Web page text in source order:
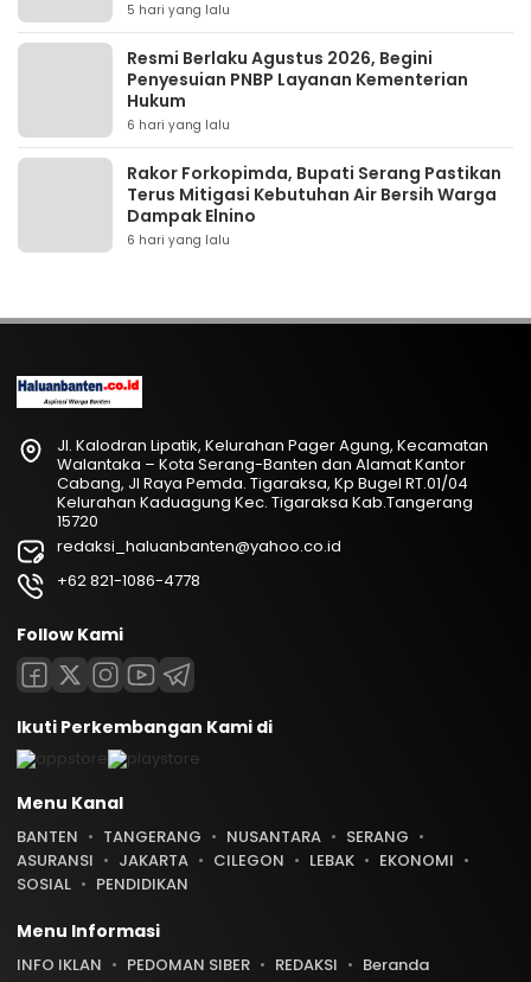
5 hari yang lalu
Resmi Berlaku Agustus 2026, Begini
Penyesuian PNBP Layanan Kementerian
Hukum
6 hari yang lalu
Rakor Forkopimda, Bupati Serang Pastikan
Terus Mitigasi Kebutuhan Air Bersih Warga
Dampak Elnino
6 hari yang lalu
Jl. Kalodran Lipatik, Kelurahan Pager Agung, Kecamatan
Walantaka – Kota Serang-Banten dan Alamat Kantor
Cabang, Jl Raya Pemda. Tigaraksa, Kp Bugel RT.01/04
Kelurahan Kaduagung Kec. Tigaraksa Kab.Tangerang
15720
redaksi_haluanbanten@yahoo.co.id
+62 821-1086-4778
Follow Kami
Ikuti Perkembangan Kami di
Menu Kanal
BANTEN TANGERANG NUSANTARA
SERANG
ASURANSI
JAKARTA CILEGON LEBAK
EKONOMI
SOSIAL
PENDIDIKAN
Menu Informasi
INFO IKLAN PEDOMAN SIBER REDAKSI Beranda